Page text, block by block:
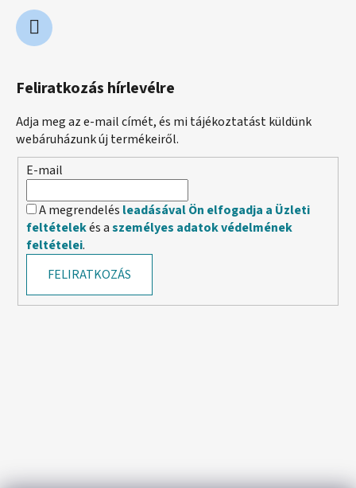
Feliratkozás hírlevélre
Adja meg az e-mail címét, és mi tájékoztatást küldünk
webáruházunk új termékeiről.
E-mail
A megrendelés leadásával Ön elfogadja a Üzleti
feltételekés aszemélyes adatok védelmének
feltételei.
FELIRATKOZÁS